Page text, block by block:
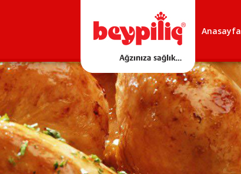
Anasayfa